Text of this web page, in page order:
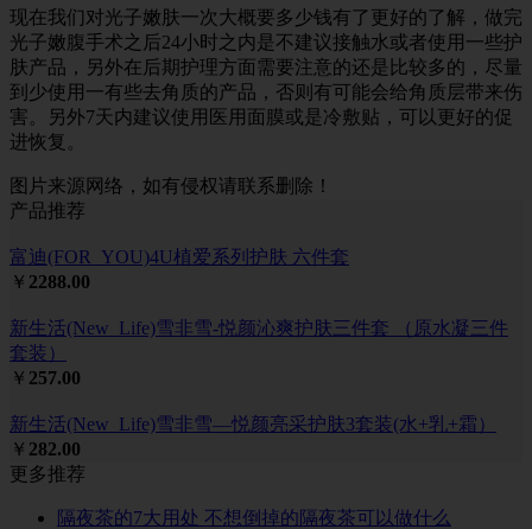
现在我们对光子嫩肤一次大概要多少钱有了更好的了解，做完
光子嫩腹手术之后24小时之内是不建议接触水或者使用一些护
肤产品，另外在后期护理方面需要注意的还是比较多的，尽量
到少使用一有些去角质的产品，否则有可能会给角质层带来伤
害。另外7天内建议使用医用面膜或是冷敷贴，可以更好的促
进恢复。
图片来源网络，如有侵权请联系删除！
产品推荐
富迪(FOR_YOU)4U植爱系列护肤 六件套
￥ 2288.00
新生活(New_Life)雪非雪-悦颜沁爽护肤三件套 （原水凝三件
套装）
￥ 257.00
新生活(New_Life)雪非雪—悦颜亮采护肤3套装(水+乳+霜）
￥ 282.00
更多推荐
隔夜茶的7大用处 不想倒掉的隔夜茶可以做什么